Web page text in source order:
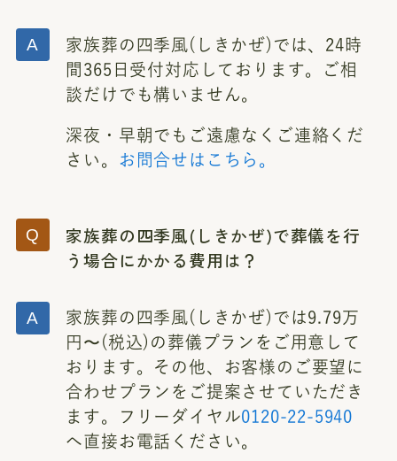
家族葬の四季風(しきかぜ)では、24時
間365日受付対応しております。ご相
談だけでも構いません。
深夜・早朝でもご遠慮なくご連絡くだ
さい。 お問合せはこちら。
家族葬の四季風(しきかぜ)で葬儀を行
う場合にかかる費用は？
家族葬の四季風(しきかぜ)では9.79万
円〜(税込)の葬儀プランをご用意して
おります。その他、お客様のご要望に
合わせプランをご提案させていただき
ます。フリーダイヤル0120-22-5940
へ直接お電話ください。